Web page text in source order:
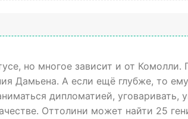
но многое зависит и от Комолли.
Дамьена. А если ещё глубже, то ему
дипломатией, уговаривать,
Оттолини может найти 25